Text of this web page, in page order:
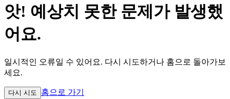
앗! 예상치 못한 문제가 발생했
어요.
일시적인 오류일 수 있어요. 다시 시도하거나 홈으로 돌아가보
세요.
다시 시도 홈으로 가기